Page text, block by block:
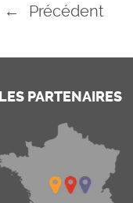
← Précédent
LES PARTENAIRES